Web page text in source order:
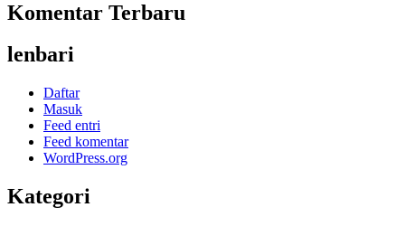
Komentar Terbaru
lenbari
Daftar
Masuk
Feed entri
Feed komentar
WordPress.org
Kategori